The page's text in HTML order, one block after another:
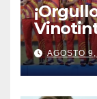
oro en
Caribe
AGOSTO